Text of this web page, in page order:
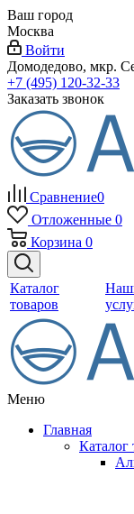
Ваш город
Москва
Войти
Домодедово, мкр.
+7 (495) 120-32-33
Заказать звонок
Сравнение0
Отложенные 0
Корзина 0
Каталог
товаров
Меню
Главная
Каталог